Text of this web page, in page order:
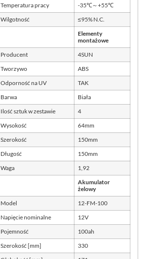
Temperatura pracy -35℃～+55℃
Wilgotność ≤95% N.C.
Elementy
montażowe
Producent 4SUN
Tworzywo ABS
Odporność na UV TAK
Barwa Biała
Ilość sztuk w zestawie 4
Wysokość 64mm
Szerokość 150mm
Długość 150mm
Waga 1,92
Akumulator
żelowy
Model 12-FM-100
Napięcie nominalne 12V
Pojemność 100ah
Szerokość [mm] 330